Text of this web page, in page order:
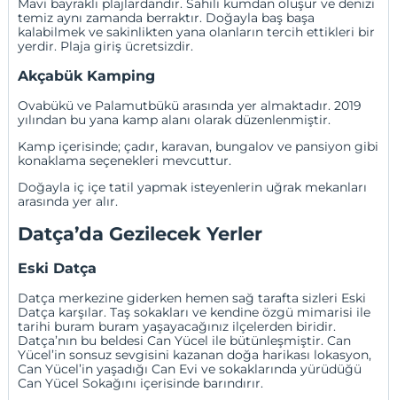
Mavi bayraklı plajlardandır. Sahili kumdan oluşur ve denizi
temiz aynı zamanda berraktır. Doğayla baş başa
kalabilmek ve sakinlikten yana olanların tercih ettikleri bir
yerdir. Plaja giriş ücretsizdir.
Akçabük Kamping
Ovabükü ve Palamutbükü arasında yer almaktadır. 2019
yılından bu yana kamp alanı olarak düzenlenmiştir.
Kamp içerisinde; çadır, karavan, bungalov ve pansiyon gibi
konaklama seçenekleri mevcuttur.
Doğayla iç içe tatil yapmak isteyenlerin uğrak mekanları
arasında yer alır.
Datça’da Gezilecek Yerler
Eski Datça
Datça merkezine giderken hemen sağ tarafta sizleri Eski
Datça karşılar. Taş sokakları ve kendine özgü mimarisi ile
tarihi buram buram yaşayacağınız ilçelerden biridir.
Datça’nın bu beldesi Can Yücel ile bütünleşmiştir. Can
Yücel’in sonsuz sevgisini kazanan doğa harikası lokasyon,
Can Yücel’in yaşadığı Can Evi ve sokaklarında yürüdüğü
Can Yücel Sokağını içerisinde barındırır.